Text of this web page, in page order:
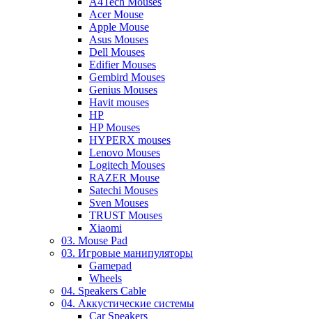
Acer Mouse
Apple Mouse
Asus Mouses
Dell Mouses
Edifier Mouses
Gembird Mouses
Genius Mouses
Havit mouses
HP
HP Mouses
HYPERX mouses
Lenovo Mouses
Logitech Mouses
RAZER Mouse
Satechi Mouses
Sven Mouses
TRUST Mouses
Xiaomi
03. Mouse Pad
03. Игровые манипуляторы
Gamepad
Wheels
04. Speakers Cable
04. Аккустические системы
Car Speakers